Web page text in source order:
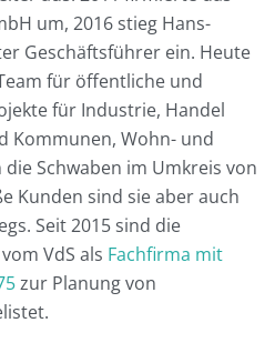
um, 2016 stieg Hans-
Geschäftsführer ein. Heute
für öffentliche und
für Industrie, Handel
Kommunen, Wohn- und
Schwaben im Umkreis von
Kunden sind sie aber auch
Seit 2015 sind die
VdS als Fachfirma mit
zur Planung von